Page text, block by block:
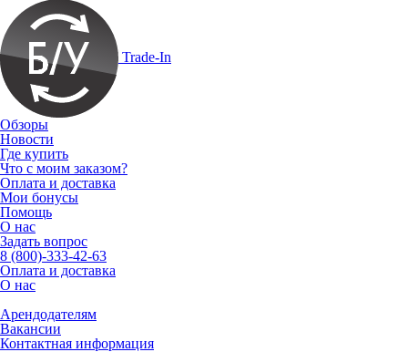
Trade-In
Обзоры
Новости
Где купить
Что с моим заказом?
Оплата и доставка
Мои бонусы
Помощь
О нас
Задать вопрос
8 (800)-333-42-63
Оплата и доставка
О нас
Арендодателям
Вакансии
Контактная информация